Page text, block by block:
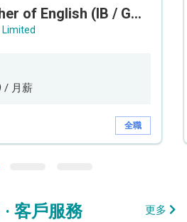
Full Time Teacher of English (IB / GCEAL /IGCSE)
Limited
/ 月薪
全職
客戶服務 更多